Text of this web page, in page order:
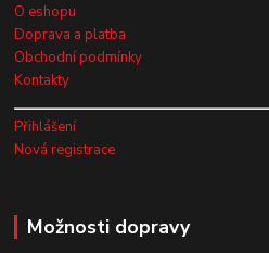
O eshopu
Doprava a platba
Obchodní podmínky
Kontakty
Přihlášení
Nová registrace
Možnosti dopravy